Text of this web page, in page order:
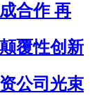
合作 再
覆性创新
公司光束